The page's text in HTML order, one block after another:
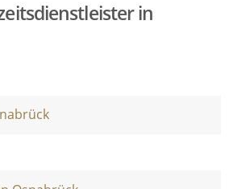
in